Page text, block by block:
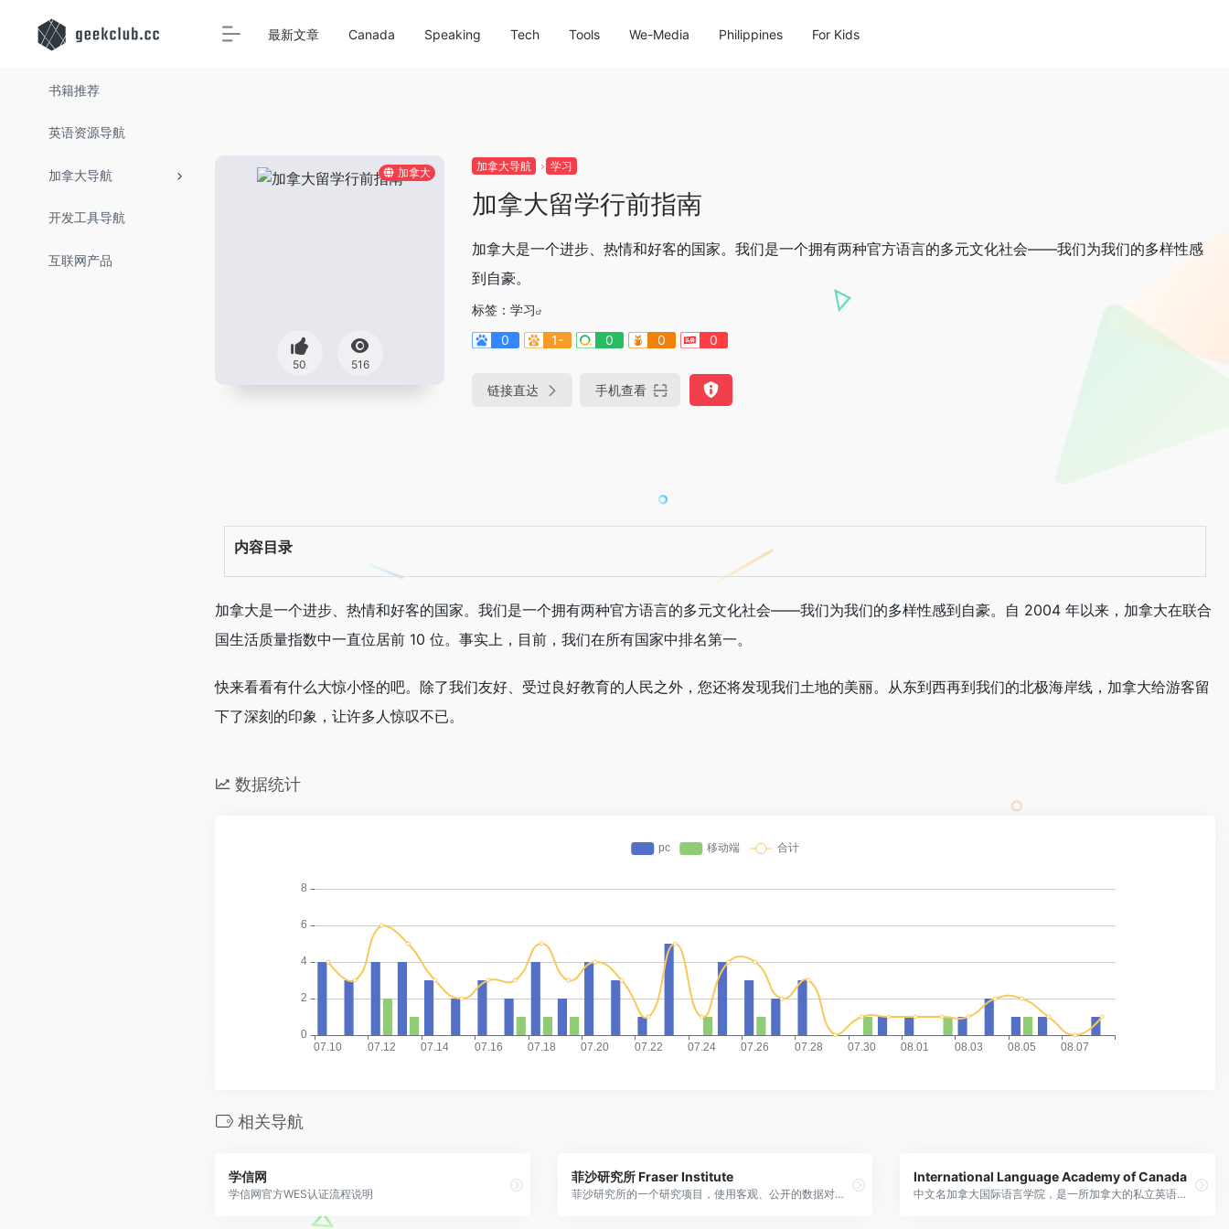
书籍推荐
英语资源导航
加拿大导航
开发工具导航
互联网产品
最新文章 Canada Speaking Tech Tools We-Media Philippines For Kids
加拿大
50 516
加拿大导航 学习
加拿大留学行前指南
加拿大是一个进步、热情和好客的国家。我们是一个拥有两种官方语言的多元文化社会——我们为我们的多样性感
到自豪。
标签： 学习
0
1- 0 0 0
链接直达 手机查看
内容目录
加拿大是一个进步、热情和好客的国家。我们是一个拥有两种官方语言的多元文化社会——我们为我们的多样性感到自豪。自 2004 年以来，加拿大在联合
国生活质量指数中一直位居前 10 位。事实上，目前，我们在所有国家中排名第一。
快来看看有什么大惊小怪的吧。除了我们友好、受过良好教育的人民之外，您还将发现我们土地的美丽。从东到西再到我们的北极海岸线，加拿大给游客留
下了深刻的印象，让许多人惊叹不已。
数据统计
相关导航
学信网
学信网官方WES认证流程说明
菲沙研究所 Fraser Institute
菲沙研究所的一个研究项目，使用客观、公开的数据对学校进行评级和排名，例如加拿大省级教育部提供的州级考试平均成绩。可以阅读菲沙排名网站的常见问题以了解更多详情。
International Language Academy of Canada
中文名加拿大国际语言学院，是一所加拿大的私立英语语言学校，为国际学生提供短期和长期英语语言课程。